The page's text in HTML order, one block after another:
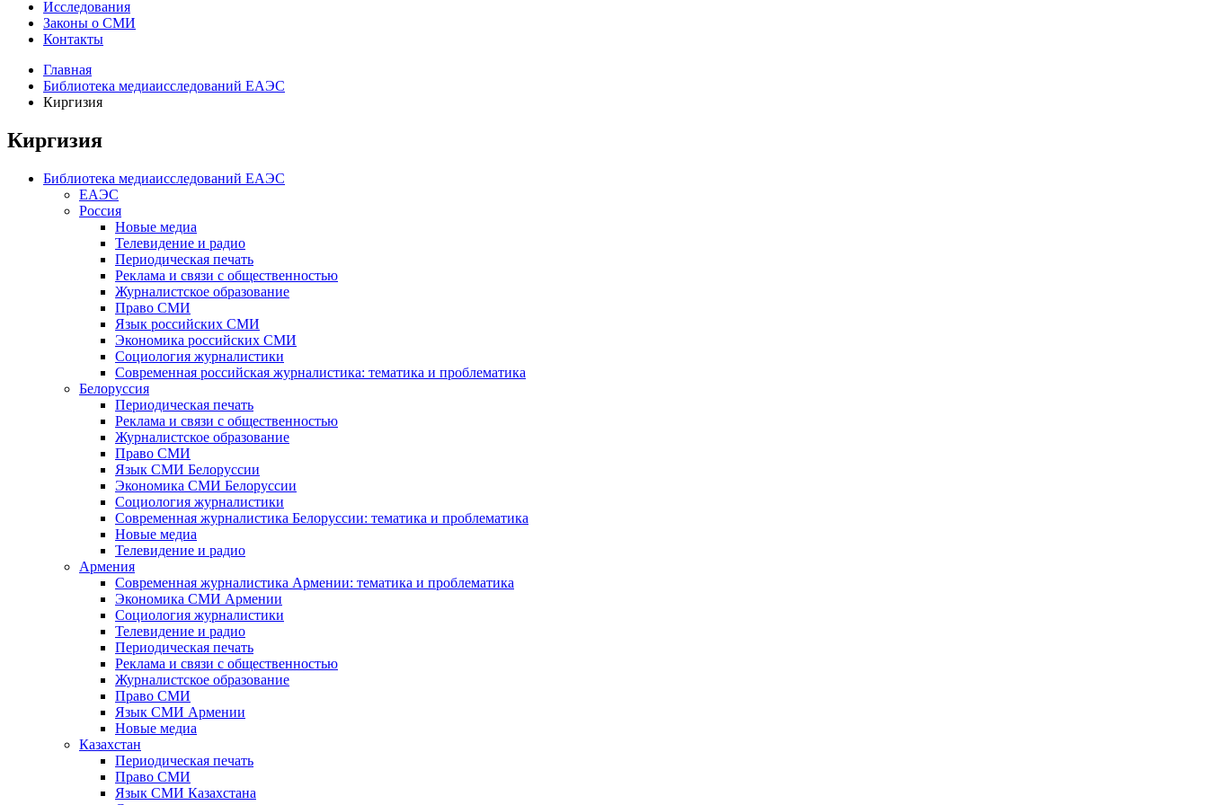
Исследования
Законы о СМИ
Контакты
Главная
Библиотека медиаисследований ЕАЭС
Киргизия
Киргизия
Библиотека медиаисследований ЕАЭС
ЕАЭС
Россия
Новые медиа
Телевидение и радио
Периодическая печать
Реклама и связи с общественностью
Журналистское образование
Право СМИ
Язык российских СМИ
Экономика российских СМИ
Социология журналистики
Современная российская журналистика: тематика и проблематика
Белоруссия
Периодическая печать
Реклама и связи с общественностью
Журналистское образование
Право СМИ
Язык СМИ Белоруссии
Экономика СМИ Белоруссии
Социология журналистики
Современная журналистика Белоруссии: тематика и проблематика
Новые медиа
Телевидение и радио
Армения
Современная журналистика Армении: тематика и проблематика
Экономика СМИ Армении
Социология журналистики
Телевидение и радио
Периодическая печать
Реклама и связи с общественностью
Журналистское образование
Право СМИ
Язык СМИ Армении
Новые медиа
Казахстан
Периодическая печать
Право СМИ
Язык СМИ Казахстана